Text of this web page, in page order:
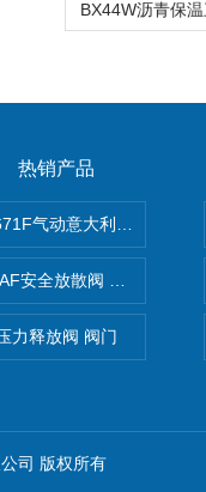
热销产品
气动意大利式薄型球阀
安全放散阀 阀生产
力释放阀 阀门
司 版权所有